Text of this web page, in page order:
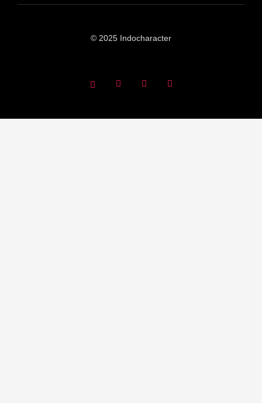
© 2025 Indocharacter